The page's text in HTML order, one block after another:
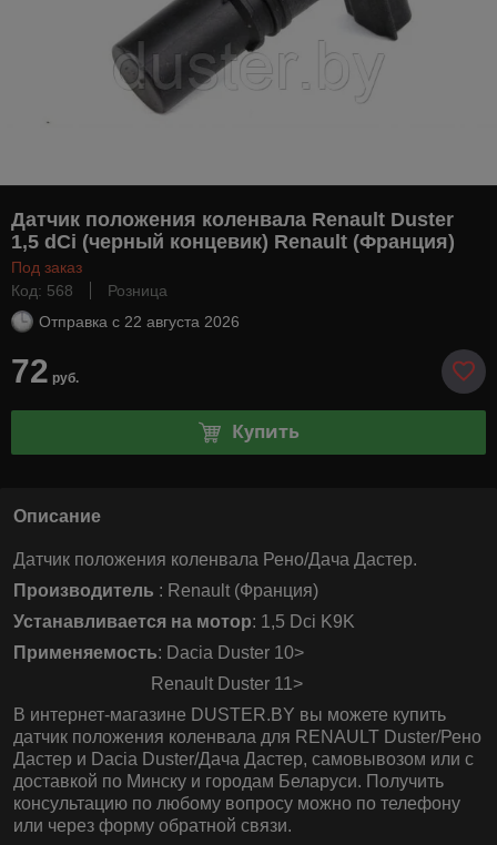
Датчик положения коленвала Renault Duster
1,5 dCi (черный концевик) Renault (Франция)
Под заказ
Код: 568
Розница
Отправка с 22 августа 2026
72 руб.
Купить
Описание
Датчик положения коленвала Рено/Дача Дастер.
Производитель : Renault (Франция)
Устанавливается на мотор: 1,5 Dci K9K
Применяемость: Dacia Duster 10>
Renault Duster 11>
В интернет-магазине DUSTER.BY вы можете купить
датчик положения коленвала для RENAULT Duster/Рено
Дастер и Dacia Duster/Дача Дастер, самовывозом или с
доставкой по Минску и городам Беларуси. Получить
консультацию по любому вопросу можно по телефону
или через форму обратной связи.